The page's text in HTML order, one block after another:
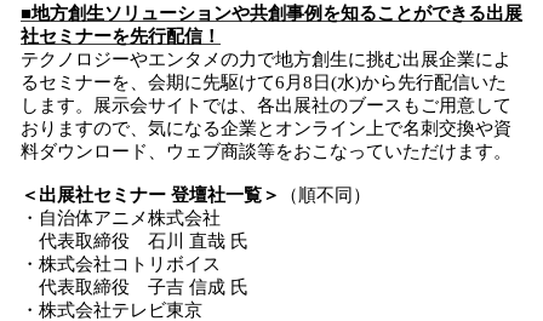
■地方創生ソリューションや共創事例を知ることができる出展
社セミナーを先行配信！
テクノロジーやエンタメの力で地方創生に挑む出展企業によ
るセミナーを、会期に先駆けて6月8日(水)から先行配信いた
します。展示会サイトでは、各出展社のブースもご用意して
おりますので、気になる企業とオンライン上で名刺交換や資
料ダウンロード、ウェブ商談等をおこなっていただけます。
＜出展社セミナー 登壇社一覧＞
（順不同）
・自治体アニメ株式会社
代表取締役 石川 直哉 氏
・株式会社コトリボイス
代表取締役 子吉 信成 氏
・株式会社テレビ東京